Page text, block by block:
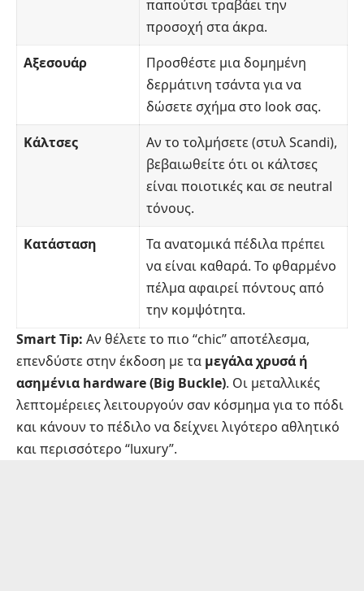
παπούτσι τραβάει την
προσοχή στα άκρα.
Αξεσουάρ
Προσθέστε μια δομημένη
δερμάτινη τσάντα για να
δώσετε σχήμα στο look σας.
Κάλτσες
Αν το τολμήσετε (στυλ Scandi),
βεβαιωθείτε ότι οι κάλτσες
είναι ποιοτικές και σε neutral
τόνους.
Κατάσταση
Τα ανατομικά πέδιλα πρέπει
να είναι καθαρά. Το φθαρμένο
πέλμα αφαιρεί πόντους από
την κομψότητα.
Smart Tip: Αν θέλετε το πιο “chic” αποτέλεσμα,
επενδύστε στην έκδοση με τα μεγάλα χρυσά ή
ασημένια hardware (Big Buckle). Οι μεταλλικές
λεπτομέρειες λειτουργούν σαν κόσμημα για το πόδι
και κάνουν το πέδιλο να δείχνει λιγότερο αθλητικό
και περισσότερο “luxury”.